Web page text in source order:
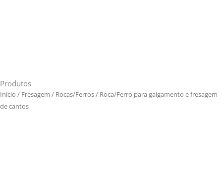
Produtos
Início / Fresagem / Rocas/Ferros/ Roca/Ferro para galgamento e fresagem
de cantos